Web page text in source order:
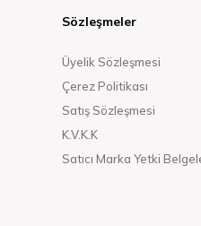
Sözleşmeler
Üyelik Sözleşmesi
Çerez Politikası
Satış Sözleşmesi
K.V.K.K
Satıcı Marka Yetki